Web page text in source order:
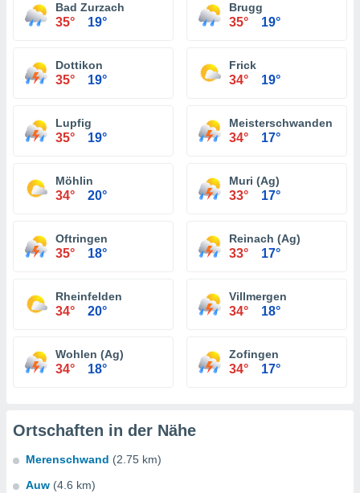
Bad Zurzach
35° 19°
Brugg
35° 19°
Dottikon
35° 19°
Frick
34° 19°
Lupfig
35° 19°
Meisterschwanden
34° 17°
Möhlin
34° 20°
Muri (Ag)
33° 17°
Oftringen
35° 18°
Reinach (Ag)
33° 17°
Rheinfelden
34° 20°
Villmergen
34° 18°
Wohlen (Ag)
34° 18°
Zofingen
34° 17°
Ortschaften in der Nähe
Merenschwand (2.75 km)
Auw (4.6 km)